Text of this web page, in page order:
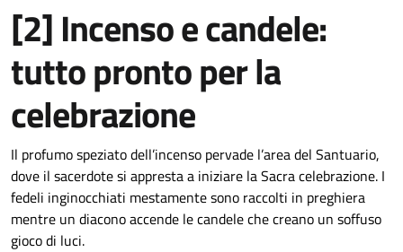
[2] Incenso e candele:
tutto pronto per la
celebrazione
Il profumo speziato dell’incenso pervade l’area del Santuario,
dove il sacerdote si appresta a iniziare la Sacra celebrazione. I
fedeli inginocchiati mestamente sono raccolti in preghiera
mentre un diacono accende le candele che creano un soffuso
gioco di luci.